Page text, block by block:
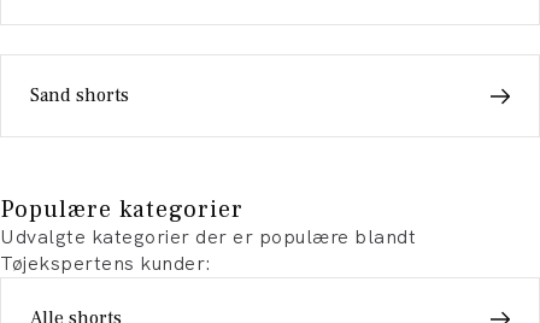
Sand shorts
Populære kategorier
Udvalgte kategorier der er populære blandt
Tøjekspertens kunder:
Alle shorts